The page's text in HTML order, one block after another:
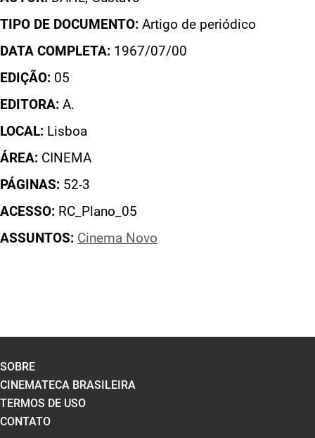
TIPO DE DOCUMENTO: Artigo de periódico
DATA COMPLETA: 1967/07/00
EDIÇÃO: 05
EDITORA: A.
LOCAL: Lisboa
ÁREA: CINEMA
PÁGINAS: 52-3
ACESSO: RC_Plano_05
ASSUNTOS: Cinema Novo
SOBRE
CINEMATECA BRASILEIRA
TERMOS DE USO
CONTATO